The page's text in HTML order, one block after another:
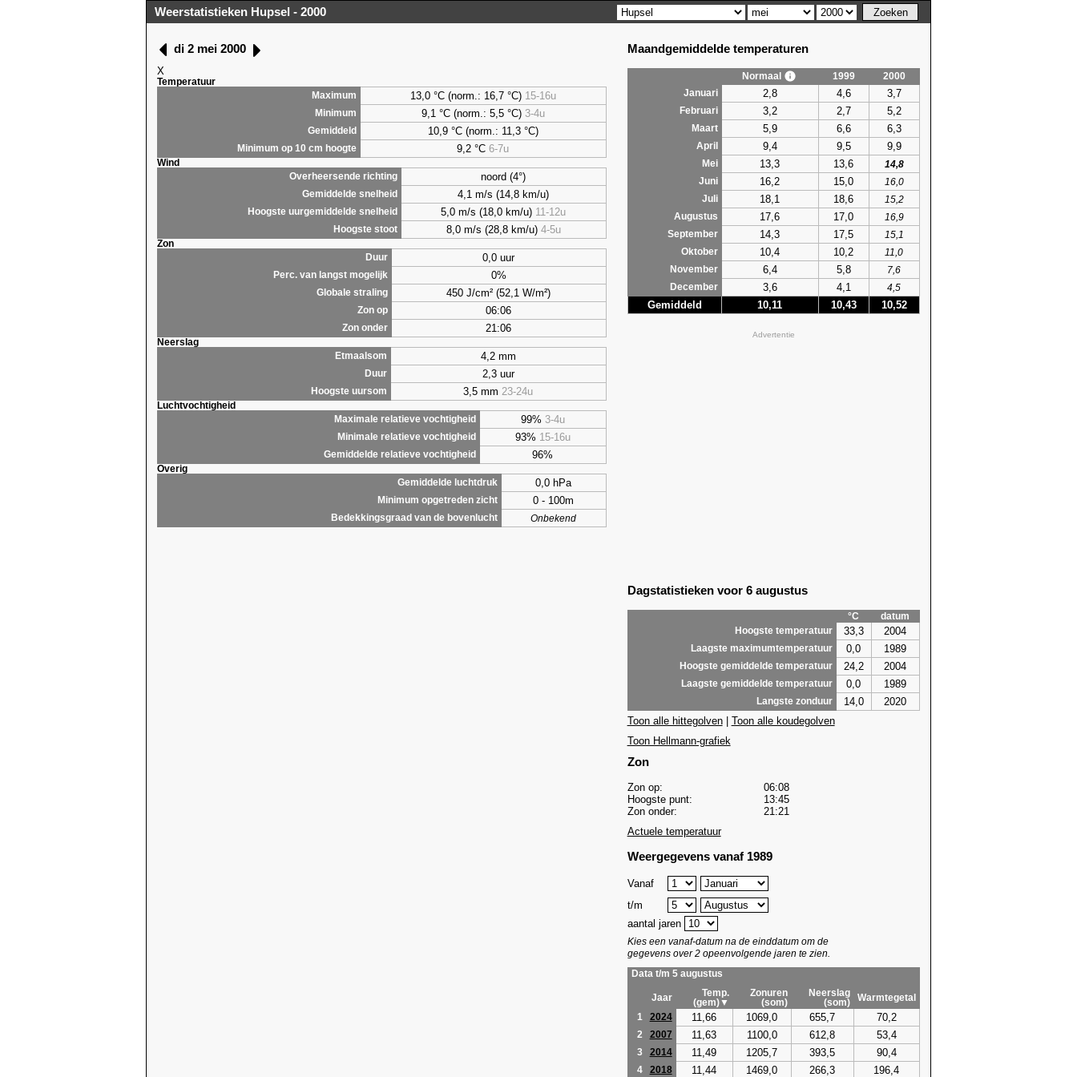
Weerstatistieken Hupsel - 2000
di 2 mei 2000
X
Temperatuur
Maximum
13,0 °C (norm.: 16,7 °C) 15-16u
Minimum 9,1 °C (norm.: 5,5 °C) 3-4u
Gemiddeld 10,9 °C (norm.: 11,3 °C)
Minimum op 10 cm hoogte 9,2 °C6-7u
Wind
Overheersende richting
noord (4°)
Gemiddelde snelheid 4,1 m/s (14,8 km/u)
Hoogste uurgemiddelde snelheid 5,0 m/s (18,0 km/u) 11-12u
Hoogste stoot 8,0 m/s (28,8 km/u) 4-5u
Zon
Duur
0,0 uur
Perc. van langst mogelijk 0%
Globale straling 450 J/cm² (52,1 W/m²)
Zon op 06:06
Zon onder 21:06
Neerslag
Etmaalsom
4,2 mm
Duur 2,3 uur
Hoogste uursom 3,5 mm 23-24u
Luchtvochtigheid
Maximale relatieve vochtigheid
99% 3-4u
Minimale relatieve vochtigheid 93% 15-16u
Gemiddelde relatieve vochtigheid 96%
Overig
Gemiddelde luchtdruk
0,0 hPa
Minimum opgetreden zicht 0 - 100m
Bedekkingsgraad van de bovenlucht Onbekend
Maandgemiddelde temperaturen
Normaal 1999
2000
Januari
2,8 4,6 3,7
Februari 3,2 2,7 5,2
Maart 5,9 6,6 6,3
April 9,4 9,5 9,9
Mei 13,3 13,6
14,8
Juni
16,2 15,0
16,0
Juli
18,1 18,6
15,2
Augustus
17,6 17,0
16,9
September
14,3 17,5
15,1
Oktober
10,4 10,2
11,0
November
6,4 5,8
7,6
December
3,6 4,1 4,5
Gemiddeld 10,11 10,43 10,52
Advertentie
Dagstatistieken voor 6 augustus
°C
datum
Hoogste temperatuur
33,3 2004
Laagste maximumtemperatuur 0,0 1989
Hoogste gemiddelde temperatuur 24,2 2004
Laagste gemiddelde temperatuur 0,0 1989
Langste zonduur 14,0
2020
Toon alle hittegolven| Toon alle koudegolven
Toon Hellmann-grafiek
Zon
Zon op:
06:08
Hoogste punt:
13:45
Zon onder:
21:21
Actuele temperatuur
Weergegevens vanaf 1989
Vanaf
t/m
aantal jaren
Kies een vanaf-datum na de einddatum om de
gegevens over 2 opeenvolgende jaren te zien.
Data t/m 5 augustus
Jaar
Temp.
(gem)▼
Zonuren
(som)
Neerslag
(som)
Warmtegetal
1
2024 11,66 1069,0 655,7 70,2
2 2007 11,63 1100,0 612,8 53,4
3 2014 11,49 1205,7 393,5 90,4
4 2018 11,44 1469,0 266,3 196,4